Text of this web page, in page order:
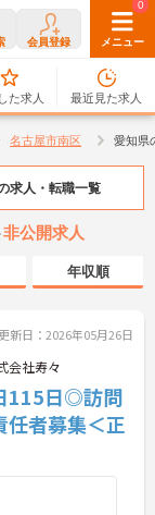
会員登録 メニュー
0
た求人
0
最近見た求人
名古屋市南区 愛知県
求人・転職一覧
非公開求人
年収順
新日：2026年05月26日
会社寿々
115日◎訪問
任者募集＜正